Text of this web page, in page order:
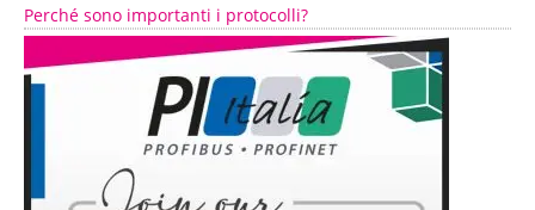
Perché sono importanti i protocolli?